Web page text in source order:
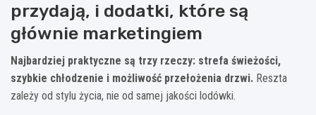
przydają, i dodatki, które są
głównie marketingiem
Najbardziej praktyczne są trzy rzeczy: strefa świeżości,
szybkie chłodzenie i możliwość przełożenia drzwi. Reszta
zależy od stylu życia, nie od samej jakości lodówki.